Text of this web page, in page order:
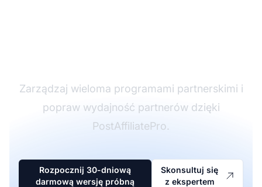
Zarządzaj wieloma programami partnerskimi i
popraw wydajność partnerów dzięki
PostAffiliatePro.
Rozpocznij 30-dniową
darmową wersję próbną
Skonsultuj się
z ekspertem